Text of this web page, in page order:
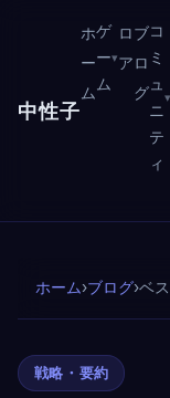
中性子
ホ
ー
ム
ゲ
ー
ム
ロ
ア
ブ
ロ
グ
コ
ミ
ュ
ニ
テ
ィ
ホーム›ブログ›ベ
戦略・要約